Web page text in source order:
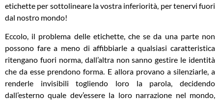
etichette per sottolineare la vostra inferiorità, per tenervi fuori
dal nostro mondo!
Eccolo, il problema delle etichette, che se da una parte non
possono fare a meno di affibbiarle a qualsiasi caratteristica
ritengano fuori norma, dall’altra non sanno gestire le identità
che da esse prendono forma. E allora provano a silenziarle, a
renderle invisibili togliendo loro la parola, decidendo
dall’esterno quale dev’essere la loro narrazione nel mondo,